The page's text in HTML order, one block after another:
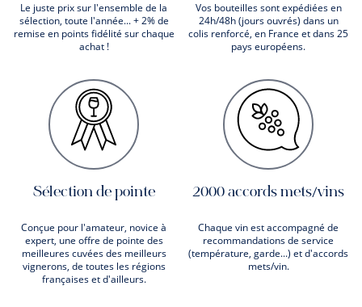
Le juste prix sur l'ensemble de la
sélection, toute l'année... + 2% de
remise en points fidélité sur chaque
achat !
Vos bouteilles sont expédiées en
24h/48h (jours ouvrés) dans un
colis renforcé, en France et dans 25
pays européens.
Sélection de pointe
Conçue pour l'amateur, novice à
expert, une offre de pointe des
meilleures cuvées des meilleurs
vignerons, de toutes les régions
françaises et d'ailleurs.
2000 accords mets/vins
Chaque vin est accompagné de
recommandations de service
(température, garde...) et d'accords
mets/vin.